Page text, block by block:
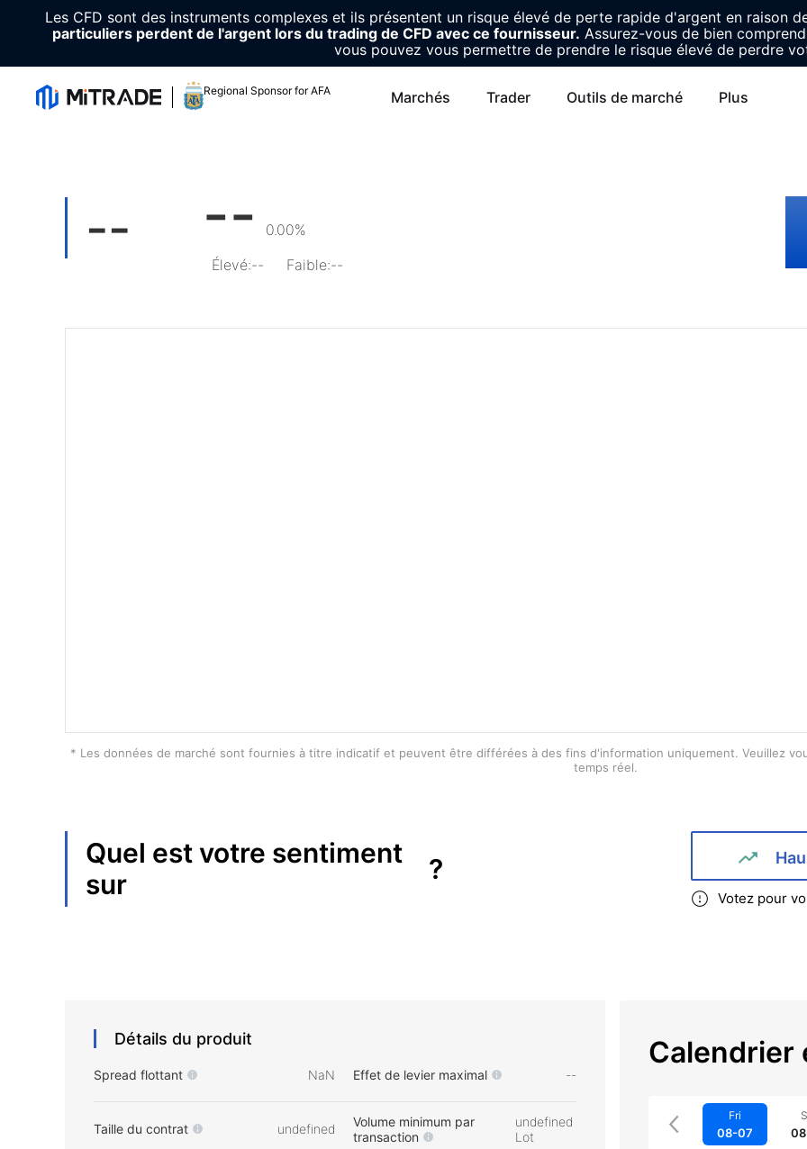
Les CFD sont des instruments complexes et ils présentent un risque élevé de perte rapide d'argent en raison
particuliers perdent de l'argent lors du trading de CFD avec ce fournisseur. Assurez-vous de bien
vous pouvez vous permettre de prendre le risque élevé de perdre
Regional Sponsor for AFA Marchés Trader Outils de marché Plus
-- --
0.00%
Élevé:-- Faible:--
* Les données de marché sont fournies à titre indicatif et peuvent être différées à des fins d'information uniquement. Veuillez
temps réel.
Quel est votre sentiment
sur
?
Votez pour
Détails du produit
Spread flottant NaN Effet de levier maximal --
Taille du contrat undefined
Volume minimum par
transaction
undefined
Lot
Calendrier
Fri
08-07